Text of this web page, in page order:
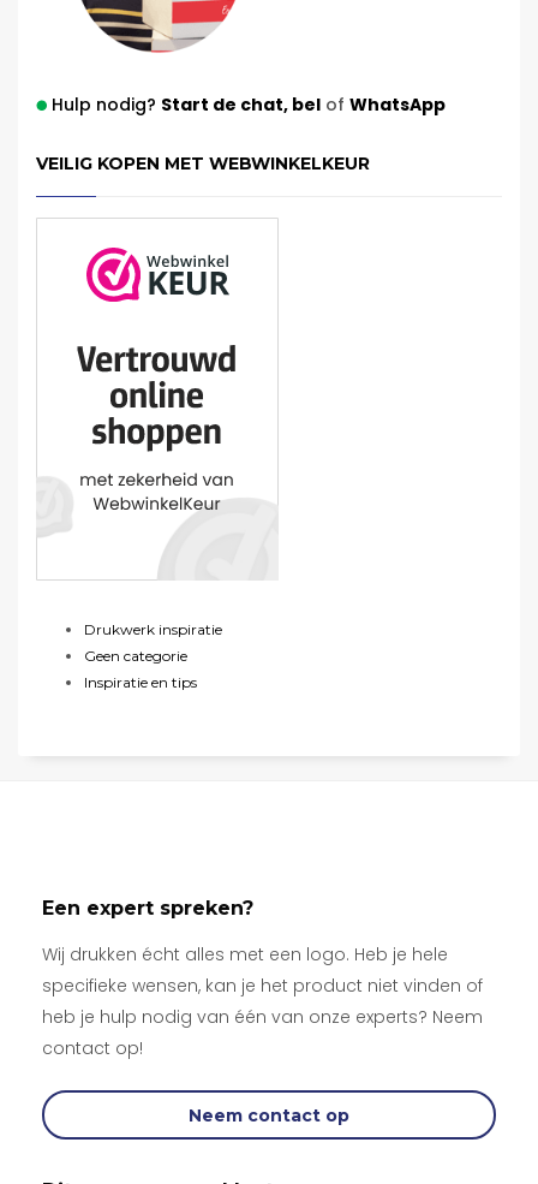
Hulp nodig? Start de chat,belof WhatsApp
VEILIG KOPEN MET WEBWINKELKEUR
Drukwerk inspiratie
Geen categorie
Inspiratie en tips
Een expert spreken?
Wij drukken écht alles met een logo. Heb je hele
specifieke wensen, kan je het product niet vinden of
heb je hulp nodig van één van onze experts? Neem
contact op!
Neem contact op